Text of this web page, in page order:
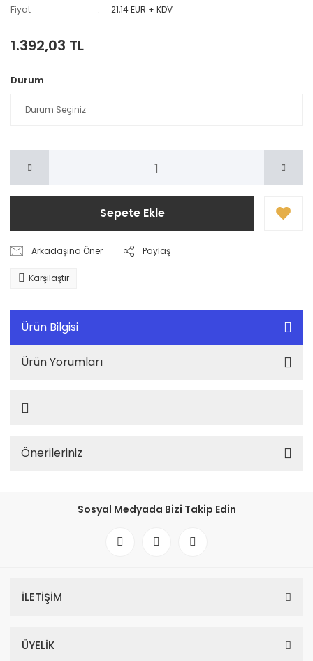
Fiyat
21,14 EUR + KDV
1.392,03 TL
Durum
Sepete Ekle
Arkadaşına Öner Paylaş
Karşılaştır
Ürün Bilgisi
Ürün Yorumları
Önerileriniz
Sosyal Medyada Bizi Takip Edin
İLETİŞİM
ÜYELİK